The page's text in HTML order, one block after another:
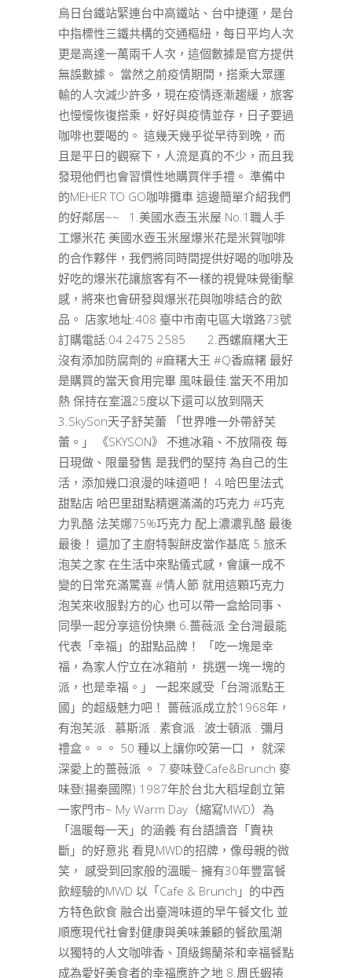
烏日台鐵站緊連台中高鐵站、台中捷運，是台
中指標性三鐵共構的交通樞紐，每日平均人次
更是高達一萬兩千人次，這個數據是官方提供
無誤數據。 當然之前疫情期間，搭乘大眾運
輸的人次減少許多，現在疫情逐漸趨緩，旅客
也慢慢恢復搭乘，好好與疫情並存，日子要過
咖啡也要喝的。 這幾天幾乎從早待到晚，而
且是平日的觀察下，人流是真的不少，而且我
發現他們也會習慣性地購買伴手禮。 準備中
的MEHER TO GO咖啡攤車 這邊簡單介紹我們
的好鄰居~~ 1.美國水壺玉米屋 No.1職人手
工爆米花 美國水壺玉米屋爆米花是米賀咖啡
的合作夥伴，我們將同時間提供好喝的咖啡及
好吃的爆米花讓旅客有不一樣的視覺味覺衝擊
感，將來也會研發與爆米花與咖啡結合的飲
品。 店家地址:408 臺中市南屯區大墩路73號
訂購電話:04 2475 2585 2.西螺麻糬大王
沒有添加防腐劑的 #麻糬大王 #Q香麻糬 最好
是購買的當天食用完畢 風味最佳.當天不用加
熱 保持在室溫25度以下還可以放到隔天
3.SkySon天子舒芙蕾 「世界唯一外帶舒芙
蕾。」 《SKYSON》 不進冰箱、不放隔夜 每
日現做、限量發售 是我們的堅持 為自己的生
活，添加幾口浪漫的味道吧！ 4.哈巴里法式
甜點店 哈巴里甜點精選滿滿的巧克力 #巧克
力乳酪 法芙娜75%巧克力 配上濃濃乳酪 最後
最後！ 還加了主廚特製餅皮當作基底 5.旅禾
泡芙之家 在生活中來點儀式感，會讓一成不
變的日常充滿驚喜 #情人節 就用這顆巧克力
泡芙來收服對方的心 也可以帶一盒給同事、
同學一起分享這份快樂 6.薔薇派 全台灣最能
代表「幸福」的甜點品牌！ 「吃一塊是幸
福，為家人佇立在冰箱前， 挑選一塊一塊的
派，也是幸福。」 一起來感受「台灣派點王
國」的超級魅力吧！ 薔薇派成立於1968年，
有泡芙派 . 慕斯派 . 素食派 . 波士頓派 . 彌月
禮盒。。。 50 種以上讓你咬第一口 ， 就深
深愛上的薔薇派 。 7.麥味登Cafe&Brunch 麥
味登(揚秦國際) 1987年於台北大稻埕創立第
一家門市~ My Warm Day（縮寫MWD）為
「溫暖每一天」的涵義 有台語讀音「賣袂
斷」的好意兆 看見MWD的招牌，像母親的微
笑， 感受到回家般的溫暖~ 擁有30年豐富餐
飲經驗的MWD 以「Cafe & Brunch」的中西
方特色飲食 融合出臺灣味道的早午餐文化 並
順應現代社會對健康與美味兼顧的餐飲風潮
以獨特的人文咖啡香、頂級錫蘭茶和幸福餐點
成為愛好美食者的幸福應許之地 8.周氏蝦捲